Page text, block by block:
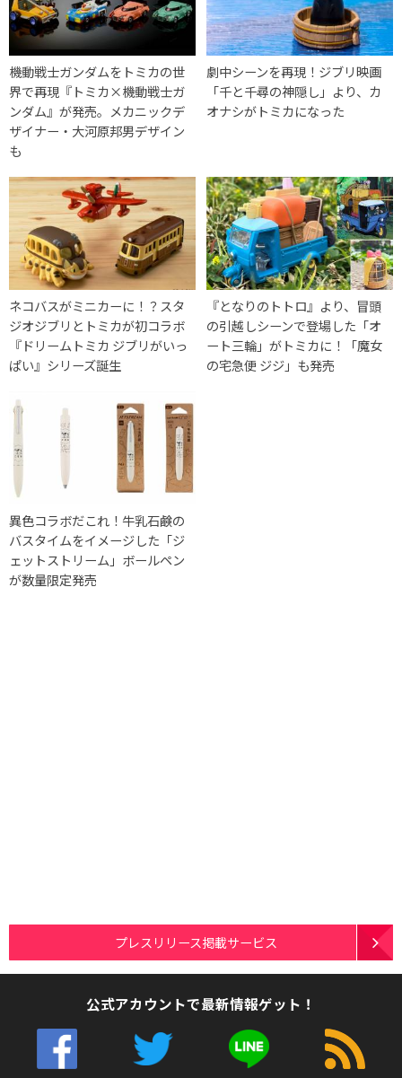
機動戦士ガンダムをトミカの世
界で再現『トミカ×機動戦士ガ
ンダム』が発売。メカニックデ
ザイナー・大河原邦男デザイン
も
劇中シーンを再現！ジブリ映画
「千と千尋の神隠し」より、カ
オナシがトミカになった
ネコバスがミニカーに！？スタ
ジオジブリとトミカが初コラボ
『ドリームトミカ ジブリがいっ
ぱい』シリーズ誕生
『となりのトトロ』より、冒頭
の引越しシーンで登場した「オ
ート三輪」がトミカに！「魔女
の宅急便 ジジ」も発売
異色コラボだこれ！牛乳石鹸の
バスタイムをイメージした「ジ
ェットストリーム」ボールペン
が数量限定発売
プレスリリース掲載サービス
公式アカウントで最新情報ゲット！